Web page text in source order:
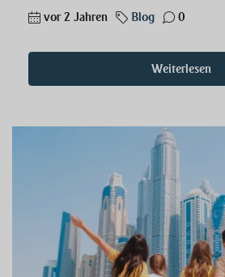
vor 2 Jahren Blog 0
Weiterlesen